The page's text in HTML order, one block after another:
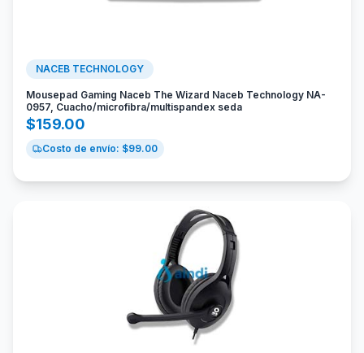
NACEB TECHNOLOGY
Mousepad Gaming Naceb The Wizard Naceb Technology NA-
0957, Cuacho/microfibra/multispandex seda
$159.00
Costo de envío: $99.00